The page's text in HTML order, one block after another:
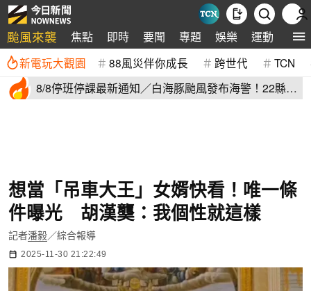
颱風來襲 焦點 即時 要聞 專題 娛樂 運動 全球
新電玩大觀園 88風災伴你成長 跨世代 TCN
8/8停班停課最新通知／白海豚颱風發布海警！22縣市
想當「吊車大王」女婿快看！唯一條
件曝光 胡漢龑：我個性就這樣
記者潘毅／綜合報導
2025-11-30 21:22:49